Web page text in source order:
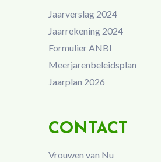
Jaarverslag 2024
Jaarrekening 2024
Formulier ANBI
Meerjarenbeleidsplan
Jaarplan 2026
CONTACT
Vrouwen van Nu